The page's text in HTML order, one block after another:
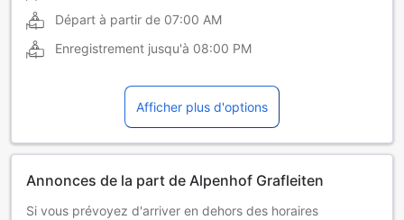
Départ à partir de 07:00 AM
Enregistrement jusqu'à 08:00 PM
Afficher plus d'options
Annonces de la part de Alpenhof Grafleiten
Si vous prévoyez d'arriver en dehors des horaires